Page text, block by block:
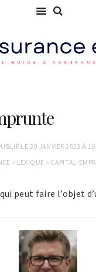
LE 29 JANVIER 2023 À
» LEXIQUE » CAPITAL-
peut faire l’objet